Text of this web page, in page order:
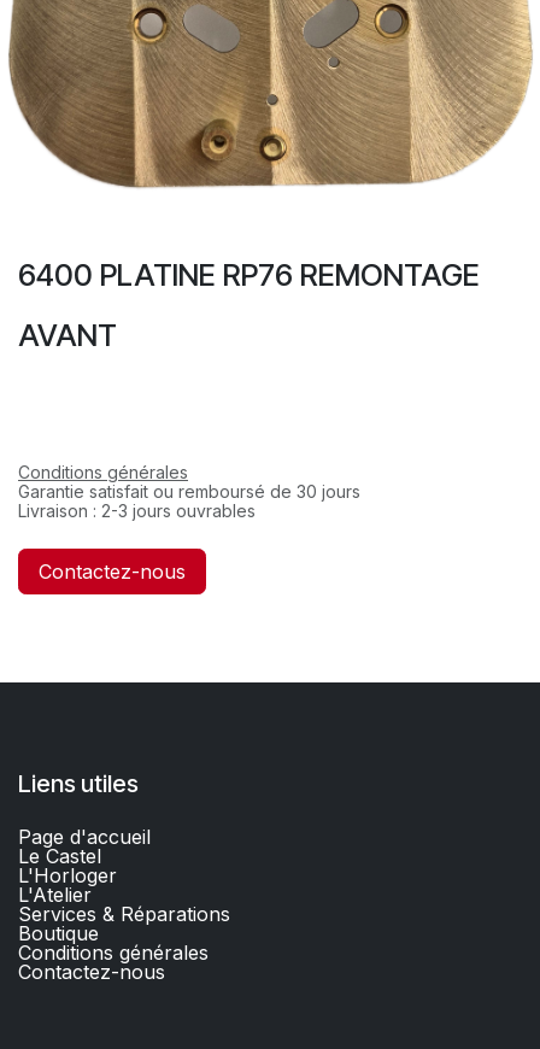
6400 PLATINE RP76 REMONTAGE
AVANT
Conditions générales
Garantie satisfait ou remboursé de 30 jours
Livraison : 2-3 jours ouvrables
Contactez-nous
Liens utiles
Page d'accueil
Le Castel
L'Horloger
L'Atelier
Services & Réparations
Boutique
Conditions générales
Contactez-nous​